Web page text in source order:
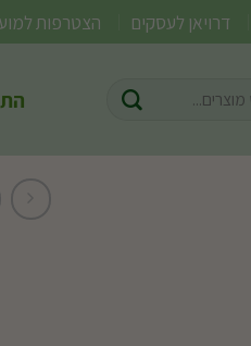
דרויאן לעסקים הצטרפות